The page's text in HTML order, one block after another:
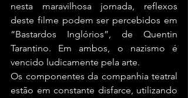
nesta maravilhosa jornada, reflexos
deste filme podem ser percebidos em
“Bastardos Inglórios”, de Quentin
Tarantino. Em ambos, o nazismo é
vencido ludicamente pela arte.
Os componentes da companhia teatral
estão em constante disfarce, utilizando